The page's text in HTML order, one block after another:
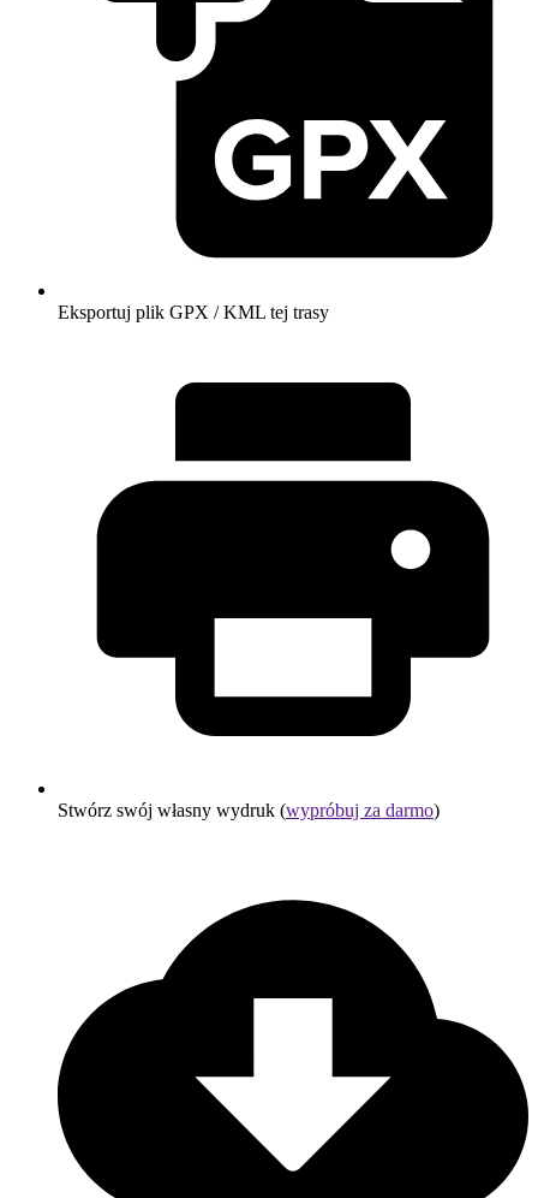
Eksportuj plik GPX / KML tej trasy
Stwórz swój własny wydruk (wypróbuj za darmo)